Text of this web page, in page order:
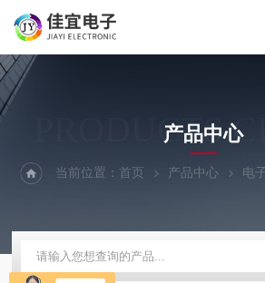
PRODUCTS
产品中心
当前位置：首页 产品中心 电